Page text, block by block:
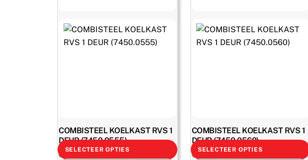
COMBISTEEL KOELKAST RVS 1
DEUR (7450.0555)
€
Oorspronkelijke
€786,00Huidige
SELECTEER OPTIES
COMBISTEEL KOELKAST RVS 1
DEUR (7450.0560)
€
Oorspronkelijke
€976,00Huidige
SELECTEER OPTIES